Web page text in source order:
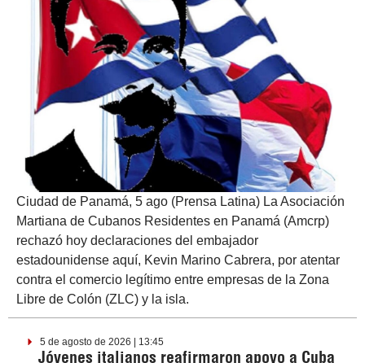
Ciudad de Panamá, 5 ago (Prensa Latina) La Asociación
Martiana de Cubanos Residentes en Panamá (Amcrp)
rechazó hoy declaraciones del embajador
estadounidense aquí, Kevin Marino Cabrera, por atentar
contra el comercio legítimo entre empresas de la Zona
Libre de Colón (ZLC) y la isla.
5 de agosto de 2026 | 13:45
Jóvenes italianos reafirmaron apoyo a Cuba